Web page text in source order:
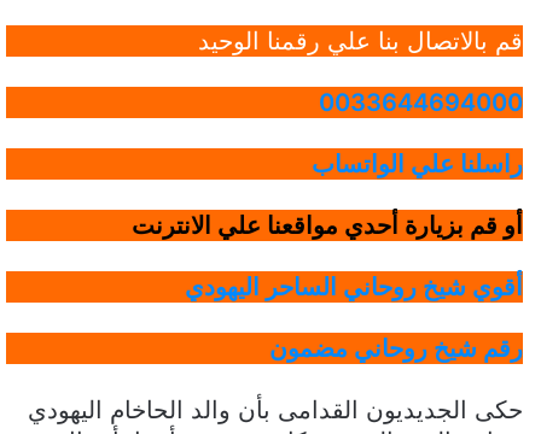
قم بالاتصال بنا علي رقمنا الوحيد
0033644694000
راسلنا علي الواتساب
أو قم بزيارة أحدي مواقعنا علي الانترنت
أقوي شيخ روحاني الساحر اليهودي
رقم شيخ روحاني مضمون
حكى الجديديون القدامى بأن والد الحاخام اليهودي